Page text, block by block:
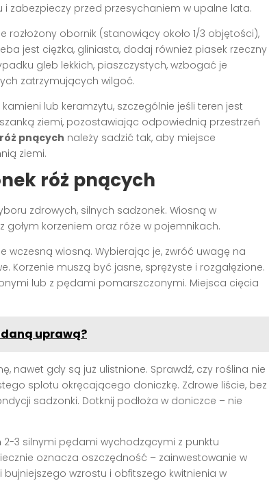
i zabezpieczy przed przesychaniem w upalne lata.
obornik (stanowiący około 1/3 objętości),
jest ciężka, gliniasta, dodaj również piasek rzeczny
gleb lekkich, piaszczystych, wzbogać je
zatrzymujących wilgoć.
lub keramzytu, szczególnie jeśli teren jest
ziemi, pozostawiając odpowiednią przestrzeń
pnących należy sadzić tak, aby miejsce
ziemi.
róż pnących
zdrowych, silnych sadzonek. Wiosną w
korzeniem oraz róże w pojemnikach.
wczesną wiosną. Wybierając je, zwróć uwagę na
Korzenie muszą być jasne, sprężyste i rozgałęzione.
lub z pędami pomarszczonymi. Miejsca cięcia
uprawą?
nawet gdy są już ulistnione. Sprawdź, czy roślina nie
splotu okręcającego doniczkę. Zdrowe liście, bez
sadzonki. Dotknij podłoża w doniczce – nie
2-3 silnymi pędami wychodzącymi z punktu
oznacza oszczędność – zainwestowanie w
wzrostu i obfitszego kwitnienia w